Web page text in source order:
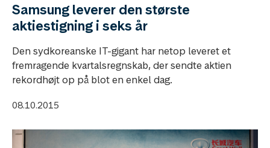
Samsung leverer den største
aktiestigning i seks år
Den sydkoreanske IT-gigant har netop leveret et
fremragende kvartalsregnskab, der sendte aktien
rekordhøjt op på blot en enkel dag.
08.10.2015